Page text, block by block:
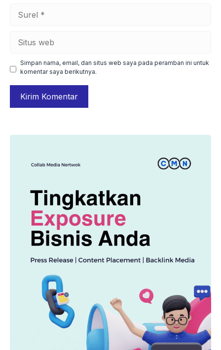
Simpan nama, email, dan situs web saya pada peramban ini untuk
komentar saya berikutnya.